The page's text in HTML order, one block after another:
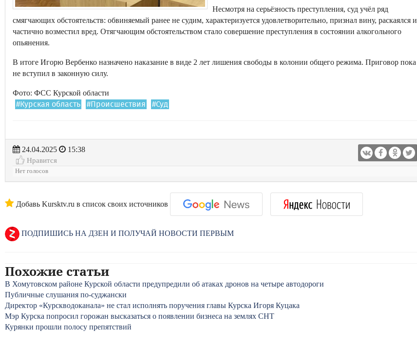
Несмотря на серьёзность преступления, суд учёл ряд
смягчающих обстоятельств: обвиняемый ранее не судим, характеризуется удовлетворительно, признал вину, раскаялся и
частично возместил вред. Отягчающим обстоятельством стало совершение преступления в состоянии алкогольного
опьянения.
В итоге Игорю Вербенко назначено наказание в виде 2 лет лишения свободы в колонии общего режима. Приговор пока
не вступил в законную силу.
Фото: ФСС Курской области
#Курская область #Происшествия #Суд
24.04.2025
15:38
Нравится
Нет голосов
Добавь Kursktv.ru в список своих источников
ПОДПИШИСЬ НА ДЗЕН И ПОЛУЧАЙ НОВОСТИ ПЕРВЫМ
Похожие статьи
В Хомутовском районе Курской области предупредили об атаках дронов на четыре автодороги
Публичные слушания по-суджански
Директор «Курскводоканала» не стал исполнять поручения главы Курска Игоря Куцака
Мэр Курска попросил горожан высказаться о появлении бизнеса на землях СНТ
Курянки прошли полосу препятствий